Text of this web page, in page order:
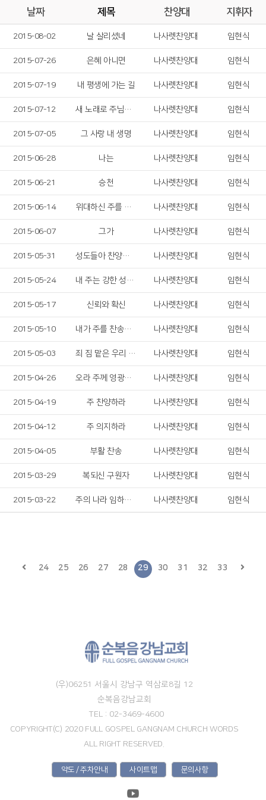
날짜 제목 찬양대 지휘자
2015-08-02 날 살리셨네 나사렛찬양대 임현식
2015-07-26 은혜 아니면 나사렛찬양대 임현식
2015-07-19 내 평생에 가는 길 나사렛찬양대 임현식
2015-07-12 새 노래로 주님을 찬양하라 나사렛찬양대 임현식
2015-07-05 그 사랑 내 생명 나사렛찬양대 임현식
2015-06-28 나는 나사렛찬양대 임현식
2015-06-21 승천 나사렛찬양대 임현식
2015-06-14 위대하신 주를 찬양 나사렛찬양대 임현식
2015-06-07 그가 나사렛찬양대 임현식
2015-05-31 성도들아 찬양하자 나사렛찬양대 임현식
2015-05-24 내 주는 강한 성이요 나사렛찬양대 임현식
2015-05-17 신뢰와 확신 나사렛찬양대 임현식
2015-05-10 내가 주를 찬송하리 나사렛찬양대 임현식
2015-05-03 죄 짐 맡은 우리 구주 나사렛찬양대 임현식
2015-04-26 오라 주께 영광의 찬양드리자 나사렛찬양대 임현식
2015-04-19 주 찬양하라 나사렛찬양대 임현식
2015-04-12 주 의지하라 나사렛찬양대 임현식
2015-04-05 부활 찬송 나사렛찬양대 임현식
2015-03-29 복되신 구원자 나사렛찬양대 임현식
2015-03-22 주의 나라 임하신다 나사렛찬양대 임현식
24 25 26 27 28 29 30 31 32 33
(우)06251 서울시 강남구 역삼로8길 12
순복음강남교회
TEL : 02-3469-4600
COPYRIGHT(C) 2020 FULL GOSPEL GANGNAM CHURCH WORDS
ALL RIGHT RESERVED.
약도 / 주차안내 사이트맵 문의사항